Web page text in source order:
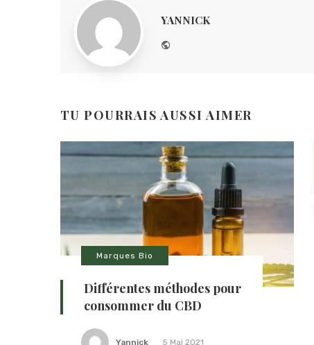
YANNICK
TU POURRAIS AUSSI AIMER
Marques Bio
Différentes méthodes pour
consommer du CBD
Yannick 5 Mai 2021